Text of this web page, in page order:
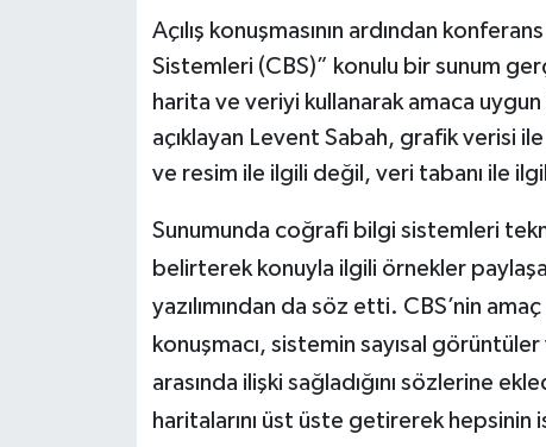
Açılış konuşmasının ardından
Sistemleri (CBS)” konulu bir sunum
harita ve veriyi kullanarak amaca
açıklayan Levent Sabah, grafik verisi
ve resim ile ilgili değil, veri tabanı ile
Sunumunda coğrafi bilgi sistemleri
belirterek konuyla ilgili örnekler
yazılımından da söz etti. CBS’nin
konuşmacı, sistemin sayısal
arasında ilişki sağladığını sözlerine
haritalarını üst üste getirerek hepsinin